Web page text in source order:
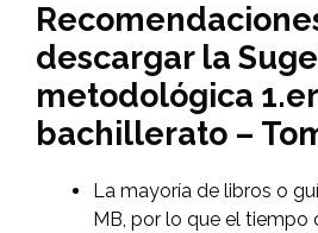
descargar la
metodológica
bachillerato –
La mayoría de libros o
MB, por lo que el tiempo